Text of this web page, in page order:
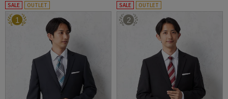
SALE OUTLET
1
SALE OUTLET
2